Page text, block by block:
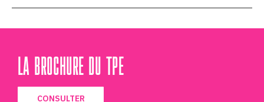
LA BROCHURE DU TPE
CONSULTER